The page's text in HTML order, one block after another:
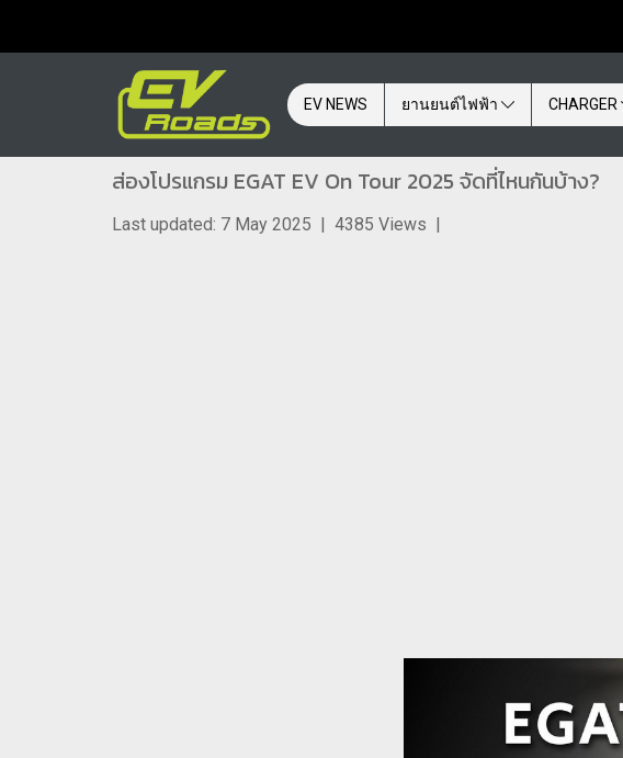
EV NEWS ยานยนต์ไฟฟ้า CHARGER
ส่องโปรแกรม EGAT EV On Tour 2025 จัดที่ไหนกันบ้าง?
Last updated: 7 May 2025 | 4385 Views |